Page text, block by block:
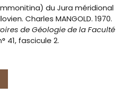
du Jura méridional
Charles MANGOLD. 1970.
de Géologie de la Faculté
41, fascicule 2.